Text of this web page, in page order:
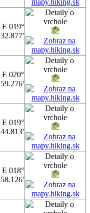
E 019°
32.877'
E 020°
59.276'
E 019°
44.813'
E 018°
58.126'